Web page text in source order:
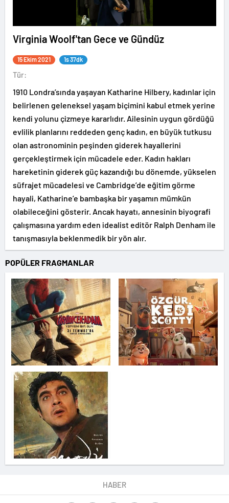
Virginia Woolf'tan Gece ve Gündüz
15 Ekim 2021 1s 37dk
Tür:
1910 Londra’sında yaşayan Katharine Hilbery, kadınlar için
belirlenen geleneksel yaşam biçimini kabul etmek yerine
kendi yolunu çizmeye kararlıdır. Ailesinin uygun gördüğü
evlilik planlarını reddeden genç kadın, en büyük tutkusu
olan astronominin peşinden giderek hayallerini
gerçekleştirmek için mücadele eder. Kadın hakları
hareketinin giderek güç kazandığı bu dönemde, yükselen
süfrajet mücadelesi ve Cambridge’de eğitim görme
hayali, Katharine’e bambaşka bir yaşamın mümkün
olabileceğini gösterir. Ancak hayatı, annesinin biyografi
çalışmasına yardım eden idealist editör Ralph Denham ile
tanışmasıyla beklenmedik bir yön alır.
POPÜLER FRAGMANLAR
HABER